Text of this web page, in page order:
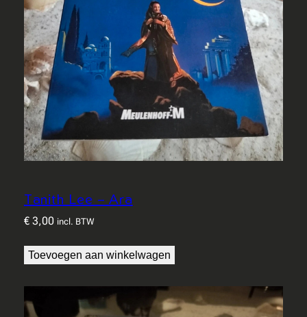
Tanith Lee – Ara
€3,00 incl. BTW
Toevoegen aan winkelwagen